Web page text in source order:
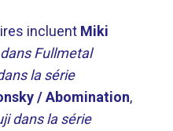
incluent Miki
Fullmetal
la série
/ Abomination,
dans la série